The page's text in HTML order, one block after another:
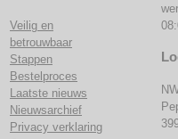
Veilig en
betrouwbaar
Stappen
Bestelproces
Laatste nieuws
Nieuwsarchief
Privacy verklaring